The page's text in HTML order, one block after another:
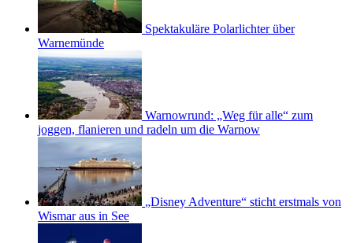
Spektakuläre Polarlichter über
Warnemünde
Warnowrund: „Weg für alle“ zum
joggen, flanieren und radeln um die Warnow
„Disney Adventure“ sticht erstmals von
Wismar aus in See